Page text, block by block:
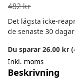
482kr
Det lägsta icke-
de senaste 30
Du sparar 26.00 kr
Inkl. moms
Beskrivning